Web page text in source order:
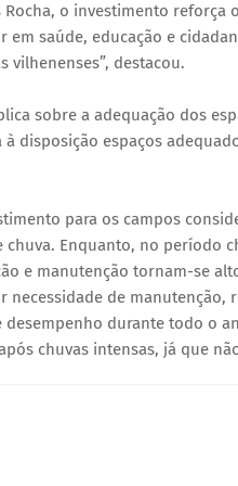
o investimento
saúde, educação e
vilhenenses”, destacou.
sobre a adequação dos
disposição espaços
para os campos
chuva. Enquanto, no período
e manutenção tornam-se
necessidade de manutenção,
durante todo o
chuvas intensas, já que